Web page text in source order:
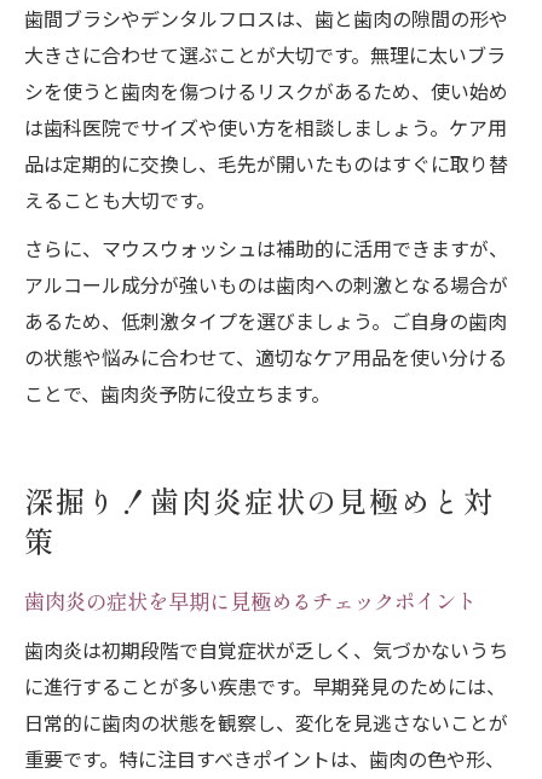
歯間ブラシやデンタルフロスは、歯と歯肉の隙間の形や
大きさに合わせて選ぶことが大切です。無理に太いブラ
シを使うと歯肉を傷つけるリスクがあるため、使い始め
は歯科医院でサイズや使い方を相談しましょう。ケア用
品は定期的に交換し、毛先が開いたものはすぐに取り替
えることも大切です。
さらに、マウスウォッシュは補助的に活用できますが、
アルコール成分が強いものは歯肉への刺激となる場合が
あるため、低刺激タイプを選びましょう。ご自身の歯肉
の状態や悩みに合わせて、適切なケア用品を使い分ける
ことで、歯肉炎予防に役立ちます。
深掘り！歯肉炎症状の見極めと対
策
歯肉炎の症状を早期に見極めるチェックポイント
歯肉炎は初期段階で自覚症状が乏しく、気づかないうち
に進行することが多い疾患です。早期発見のためには、
日常的に歯肉の状態を観察し、変化を見逃さないことが
重要です。特に注目すべきポイントは、歯肉の色や形、